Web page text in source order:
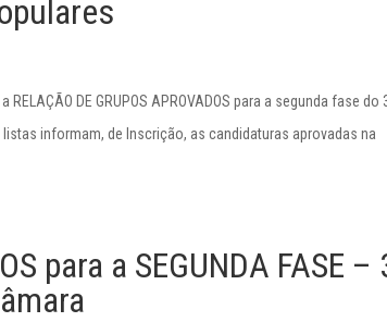
DE GRUPOS APROVADOS para a segunda fase do
informam, de Inscrição, as candidaturas aprovadas na
para a SEGUNDA FASE –